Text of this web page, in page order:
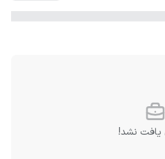
یافت نشد!